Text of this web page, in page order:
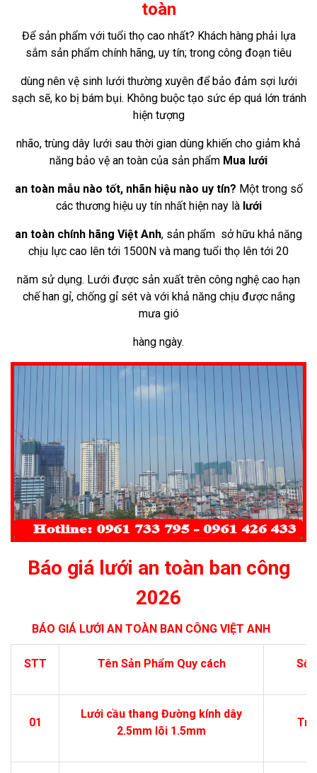
toàn
Để sản phẩm vớituổi thọ caonhất? Khách hàng phảilựa
sắm sản phẩm chính hãng, uy tín; trong công đoạn tiêu
dùng nênvệ sinh lưới thường xuyên để bảo đảmsợi lưới
sạch sẽ, kobị bám bụi. Không buộc tạo sức épquá lớn tránh
hiện tượng
nhão, trùng dây lưới sau thời gian dùng khiến cho giảm khả
năng bảo vệ an toàn của sản phẩm Mua lưới
an toàn mẫunào tốt, nhãn hiệunào uy tín? Một trong số
các thương hiệuuy tín nhất hiện naylà lưới
an toàn chính hãng Việt Anh, sản phẩm sở hữu khả năng
chịu lực cao lên tới 1500N và mang tuổi thọ lên tới 20
năm sử dụng. Lưới được sản xuất trên công nghệ cao hạn
chếhan gỉ, chống gỉ sét và vớikhả năng chịu được nắng
mưa gió
hàng ngày.
Báo giá lưới an toàn ban công
2026
BÁO GIÁ LƯỚI AN TOÀN BAN CÔNG VIỆT ANH
STT Tên Sản Phẩm Quy cách Số
01
Lưới cầu thang Đường kính dây
2.5mm lõi 1.5mm